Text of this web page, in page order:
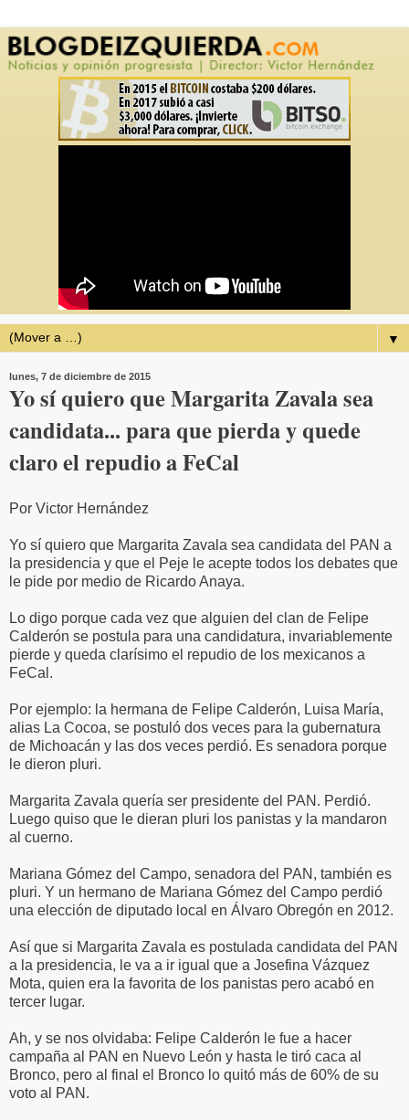
▼
lunes, 7 de diciembre de 2015
Yo sí quiero que Margarita Zavala sea
candidata... para que pierda y quede
claro el repudio a FeCal
Por Victor Hernández
Yo sí quiero que Margarita Zavala sea candidata del PAN a
la presidencia y que el Peje le acepte todos los debates que
le pide por medio de Ricardo Anaya.
Lo digo porque cada vez que alguien del clan de Felipe
Calderón se postula para una candidatura, invariablemente
pierde y queda clarísimo el repudio de los mexicanos a
FeCal.
Por ejemplo: la hermana de Felipe Calderón, Luisa María,
alias La Cocoa, se postuló dos veces para la gubernatura
de Michoacán y las dos veces perdió. Es senadora porque
le dieron pluri.
Margarita Zavala quería ser presidente del PAN. Perdió.
Luego quiso que le dieran pluri los panistas y la mandaron
al cuerno.
Mariana Gómez del Campo, senadora del PAN, también es
pluri. Y un hermano de Mariana Gómez del Campo perdió
una elección de diputado local en Álvaro Obregón en 2012.
Así que si Margarita Zavala es postulada candidata del PAN
a la presidencia, le va a ir igual que a Josefina Vázquez
Mota, quien era la favorita de los panistas pero acabó en
tercer lugar.
Ah, y se nos olvidaba: Felipe Calderón le fue a hacer
campaña al PAN en Nuevo León y hasta le tiró caca al
Bronco, pero al final el Bronco lo quitó más de 60% de su
voto al PAN.